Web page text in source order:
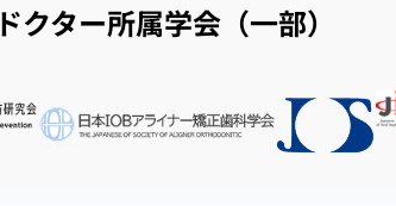
ドクター所属学会（一部）